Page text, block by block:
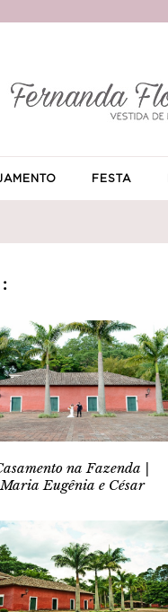
FESTA
na Fazenda |
Maria Eugênia e César